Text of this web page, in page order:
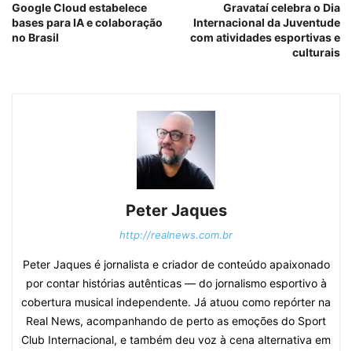
Google Cloud estabelece
bases para IA e colaboração
no Brasil
Gravataí celebra o Dia
Internacional da Juventude
com atividades esportivas e
culturais
Peter Jaques
http://realnews.com.br
Peter Jaques é jornalista e criador de conteúdo apaixonado
por contar histórias autênticas — do jornalismo esportivo à
cobertura musical independente. Já atuou como repórter na
Real News, acompanhando de perto as emoções do Sport
Club Internacional, e também deu voz à cena alternativa em